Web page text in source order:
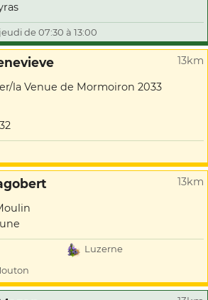
de 07:30 à 13:00
13km
la Venue de Mormoiron 2033
13km
Luzerne